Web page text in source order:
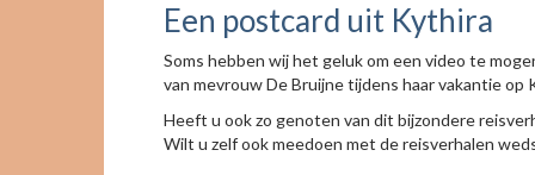
Een postcard uit Kythira
Soms hebben wij het geluk om een video te
van mevrouw De Bruijne tijdens haar vakantie
Heeft u ook zo genoten van dit bijzondere
Wilt u zelf ook meedoen met de reisverhalen